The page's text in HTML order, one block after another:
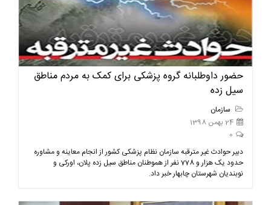
حضور داوطلبانه گروه پزشکی برای کمک به مردم مناطق
سیل زده
سازمان
24 بهمن 1398
0
دبیر حوادث غیر مترقبه سازمان نظام پزشکی کشور از انجام معاینه و مشاوره
حدود یک هزار و 778 نفر از هموطنان مناطق سیل زده پلان، اورکی و
نوبندیان شهرستان چابهار خبر داد.